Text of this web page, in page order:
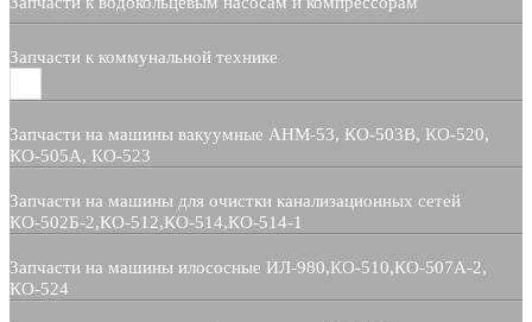
Запчасти к коммунальной технике
Запчасти на машины вакуумные АНМ-53, КО-503В, КО-520,
КО-505А, КО-523
Запчасти на машины для очистки канализационных сетей
КО-502Б-2,КО-512,КО-514,КО-514-1
Запчасти на машины илососные ИЛ-980,КО-510,КО-507А-2,
КО-524